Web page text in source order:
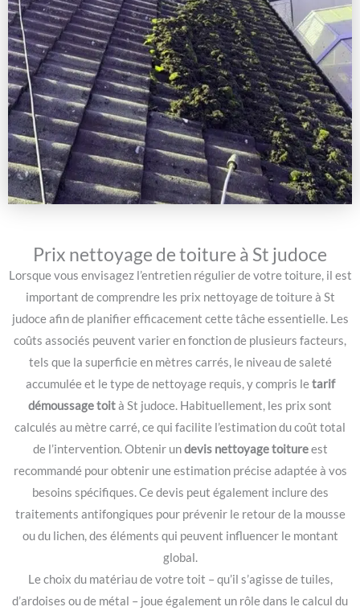
Prix nettoyage de toiture à St judoce
Lorsque vous envisagez l’entretien régulier de votre toiture, il est
important de comprendre les prix nettoyage de toiture à St
judoce afin de planifier efficacement cette tâche essentielle. Les
coûts associés peuvent varier en fonction de plusieurs facteurs,
tels que la superficie en mètres carrés, le niveau de saleté
accumulée et le type de nettoyage requis, y compris letarif
démoussage toità St judoce. Habituellement, les prix sont
calculés au mètre carré, ce qui facilite l’estimation du coût total
de l’intervention. Obtenir undevis nettoyage toitureest
recommandé pour obtenir une estimation précise adaptée à vos
besoins spécifiques. Ce devis peut également inclure des
traitements antifongiques pour prévenir le retour de la mousse
ou du lichen, des éléments qui peuvent influencer le montant
global.
Le choix du matériau de votre toit – qu’il s’agisse de tuiles,
d’ardoises ou de métal – joue également un rôle dans le calcul du